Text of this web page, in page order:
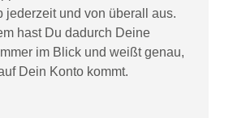
jederzeit und von überall aus.
hast Du dadurch Deine
mer im Blick und weißtgenau,
Dein Konto kommt.